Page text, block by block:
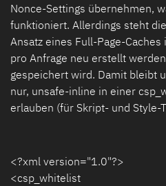
Nonce-Settings übernehmen,
funktioniert. Allerdings steht
Ansatz eines Full-Page-
pro Anfrage neu erstellt
gespeichert wird. Damit bleibt
nur, unsafe-inline in einer
erlauben (für Skript- und Style-
<?xml version="1.0"?>
<csp_whitelist